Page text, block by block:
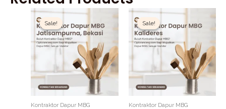
Sale!
Sale!
Kontraktor Dapur MBG
Original
was:
Rp1.500.000.
price
Rp1.200.000.
Sale!
Sale!
Kontraktor Dapur MBG
Original
was:
price